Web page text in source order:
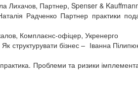
Лихачов, Партнер, Spenser &
Радченко Партнер практики
Комплаєнс-офіцер, Укренерго
структурувати бізнес – Іванна
Проблеми та ризики